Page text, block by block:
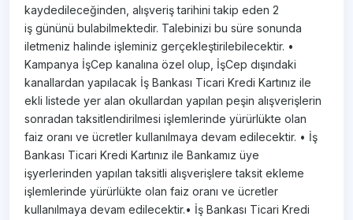
kaydedileceğinden, alışveriş tarihini takip eden 2
iş gününü bulabilmektedir. Talebinizi bu süre sonunda
iletmeniz halinde işleminiz gerçekleştirilebilecektir. •
Kampanya İşCep kanalına özel olup, İşCep dışındaki
kanallardan yapılacak İş Bankası Ticari Kredi Kartınız ile
ekli listede yer alan okullardan yapılan peşin alışverişlerin
sonradan taksitlendirilmesi işlemlerinde yürürlükte olan
faiz oranı ve ücretler kullanılmaya devam edilecektir. • İş
Bankası Ticari Kredi Kartınız ile Bankamız üye
işyerlerinden yapılan taksitli alışverişlere taksit ekleme
işlemlerinde yürürlükte olan faiz oranı ve ücretler
kullanılmaya devam edilecektir.• İş Bankası Ticari Kredi